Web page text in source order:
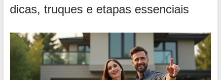
dicas, truques e etapas essenciais